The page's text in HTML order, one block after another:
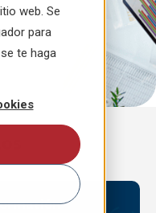
web. Se
para
te haga